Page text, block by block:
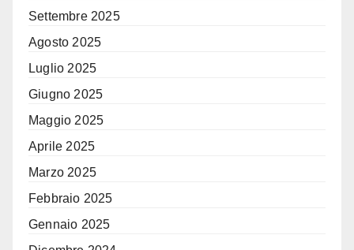
Settembre 2025
Agosto 2025
Luglio 2025
Giugno 2025
Maggio 2025
Aprile 2025
Marzo 2025
Febbraio 2025
Gennaio 2025